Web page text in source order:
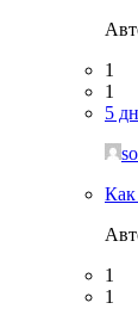
1
1
5
Как
1
1